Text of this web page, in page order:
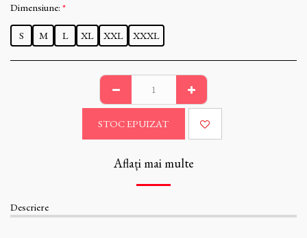
Dimensiune: *
S M L XL XXL XXXL
STOC EPUIZAT
Aflați mai multe
Descriere